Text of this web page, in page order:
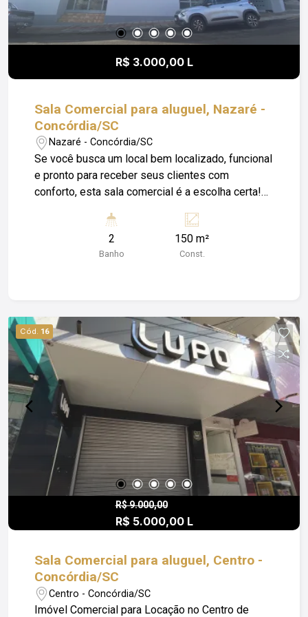
pagamento de Luz; Água; IPTU e Seguro
Incêndio.
R$ 3.000,00 L
Sala Comercial para aluguel, Nazaré -
Concórdia/SC
Nazaré - Concórdia/SC
Se você busca um local bem localizado, funcional
e pronto para receber seus clientes com
conforto, esta sala comercial é a escolha certa!
minutos do centro da cidade, com fácil acesso.
Agende uma visita e venha conhecer o espaço
ideal para o seu negócio! Obs: Além do valor de
2
Banho
150 m²
Const.
Cód. 16
R$ 9.000,00
R$ 5.000,00 L
Sala Comercial para aluguel, Centro -
Concórdia/SC
Centro - Concórdia/SC
Imóvel Comercial para Locação no Centro de